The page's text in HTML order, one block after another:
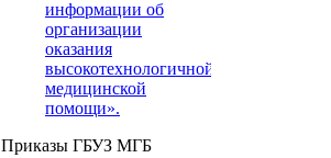
информации об
организации
оказания
высокотехнологичной
медицинской
помощи».
Приказы ГБУЗ МГБ